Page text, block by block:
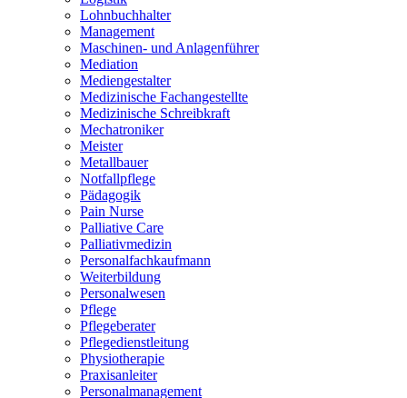
Lohnbuchhalter
Management
Maschinen- und Anlagenführer
Mediation
Mediengestalter
Medizinische Fachangestellte
Medizinische Schreibkraft
Mechatroniker
Meister
Metallbauer
Notfallpflege
Pädagogik
Pain Nurse
Palliative Care
Palliativmedizin
Personalfachkaufmann
Weiterbildung
Personalwesen
Pflege
Pflegeberater
Pflegedienstleitung
Physiotherapie
Praxisanleiter
Personalmanagement